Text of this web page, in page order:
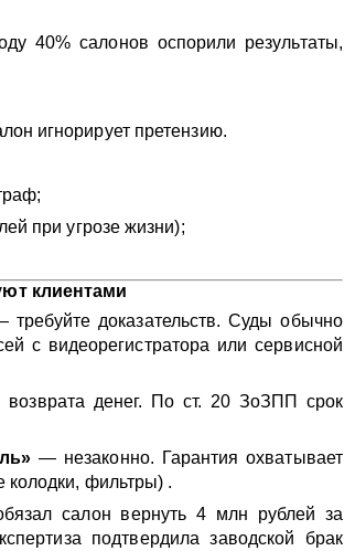
40% салонов оспорили результаты,
игнорирует претензию.
при угрозе жизни);
клиентами
доказательств. Суды обычно
с видеорегистратора или сервисной
денег. По ст. 20 ЗоЗПП срок
— незаконно. Гарантия охватывает
колодки, фильтры) .
салон вернуть 4 млн рублей за
подтвердила заводской брак